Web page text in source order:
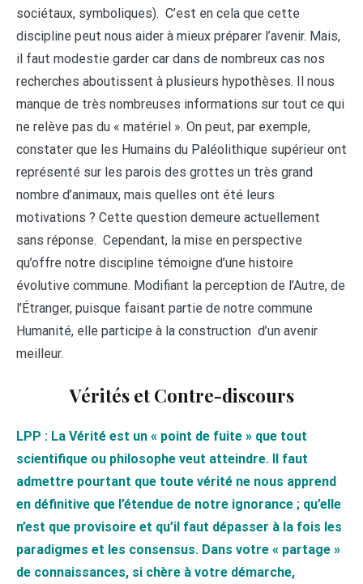
sociétaux, symboliques). C’est en cela que cette
discipline peut nous aider à mieux préparer l’avenir. Mais,
il faut modestie garder car dans de nombreux cas nos
recherches aboutissent à plusieurs hypothèses. Il nous
manque de très nombreuses informations sur tout ce qui
ne relève pas du « matériel ». On peut, par exemple,
constater que les Humains du Paléolithique supérieur ont
représenté sur les parois des grottes un très grand
nombre d’animaux, mais quelles ont été leurs
motivations ? Cette question demeure actuellement
sans réponse. Cependant, la mise en perspective
qu’offre notre discipline témoigne d’une histoire
évolutive commune. Modifiant la perception de l’Autre, de
l’Étranger, puisque faisant partie de notre commune
Humanité, elle participe à la construction d’un avenir
meilleur.
Vérités et Contre-discours
LPP : La Vérité est un « point de fuite » que tout
scientifique ou philosophe veut atteindre. Il faut
admettre pourtant que toute vérité ne nous apprend
en définitive que l’étendue de notre ignorance ; qu’elle
n’est que provisoire et qu’il faut dépasser à la fois les
paradigmes et les consensus. Dans votre « partage »
de connaissances, si chère à votre démarche,